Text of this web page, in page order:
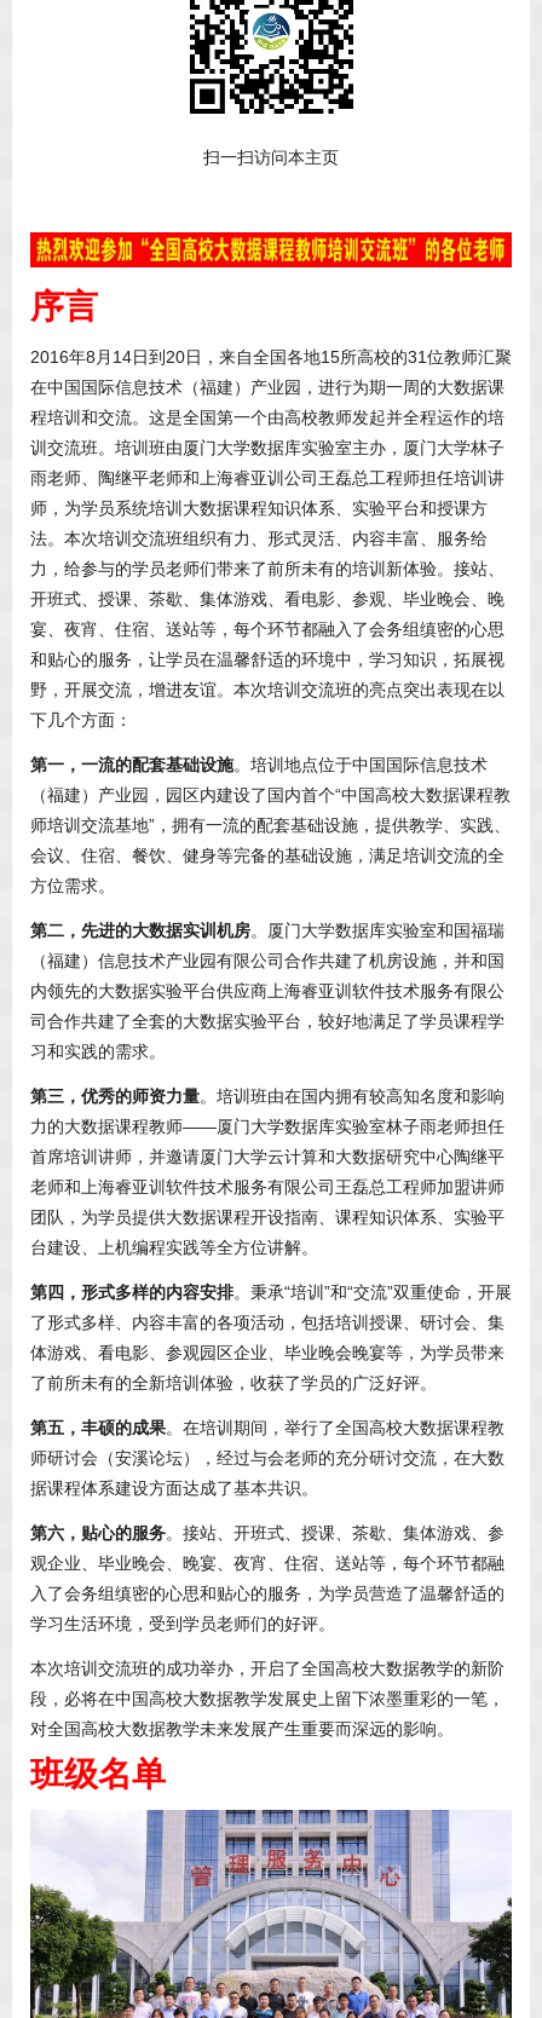
扫一扫访问本主页
序言
2016年8月14日到20日，来自全国各地15所高校的31位教师汇聚
在中国国际信息技术（福建）产业园，进行为期一周的大数据课
程培训和交流。这是全国第一个由高校教师发起并全程运作的培
训交流班。培训班由厦门大学数据库实验室主办，厦门大学林子
雨老师、陶继平老师和上海睿亚训公司王磊总工程师担任培训讲
师，为学员系统培训大数据课程知识体系、实验平台和授课方
法。本次培训交流班组织有力、形式灵活、内容丰富、服务给
力，给参与的学员老师们带来了前所未有的培训新体验。接站、
开班式、授课、茶歇、集体游戏、看电影、参观、毕业晚会、晚
宴、夜宵、住宿、送站等，每个环节都融入了会务组缜密的心思
和贴心的服务，让学员在温馨舒适的环境中，学习知识，拓展视
野，开展交流，增进友谊。本次培训交流班的亮点突出表现在以
下几个方面：
第一，一流的配套基础设施。培训地点位于中国国际信息技术
（福建）产业园，园区内建设了国内首个“中国高校大数据课程教
师培训交流基地”，拥有一流的配套基础设施，提供教学、实践、
会议、住宿、餐饮、健身等完备的基础设施，满足培训交流的全
方位需求。
第二，先进的大数据实训机房。厦门大学数据库实验室和国福瑞
（福建）信息技术产业园有限公司合作共建了机房设施，并和国
内领先的大数据实验平台供应商上海睿亚训软件技术服务有限公
司合作共建了全套的大数据实验平台，较好地满足了学员课程学
习和实践的需求。
第三，优秀的师资力量。培训班由在国内拥有较高知名度和影响
力的大数据课程教师——厦门大学数据库实验室林子雨老师担任
首席培训讲师，并邀请厦门大学云计算和大数据研究中心陶继平
老师和上海睿亚训软件技术服务有限公司王磊总工程师加盟讲师
团队，为学员提供大数据课程开设指南、课程知识体系、实验平
台建设、上机编程实践等全方位讲解。
第四，形式多样的内容安排。秉承“培训”和“交流”双重使命，开展
了形式多样、内容丰富的各项活动，包括培训授课、研讨会、集
体游戏、看电影、参观园区企业、毕业晚会晚宴等，为学员带来
了前所未有的全新培训体验，收获了学员的广泛好评。
第五，丰硕的成果。在培训期间，举行了全国高校大数据课程教
师研讨会（安溪论坛），经过与会老师的充分研讨交流，在大数
据课程体系建设方面达成了基本共识。
第六，贴心的服务。接站、开班式、授课、茶歇、集体游戏、参
观企业、毕业晚会、晚宴、夜宵、住宿、送站等，每个环节都融
入了会务组缜密的心思和贴心的服务，为学员营造了温馨舒适的
学习生活环境，受到学员老师们的好评。
本次培训交流班的成功举办，开启了全国高校大数据教学的新阶
段，必将在中国高校大数据教学发展史上留下浓墨重彩的一笔，
对全国高校大数据教学未来发展产生重要而深远的影响。
班级名单